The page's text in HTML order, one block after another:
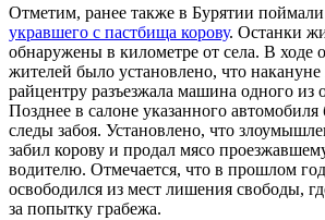
Отметим, ранее также в Бурятии
укравшего с пастбища корову. Останки
обнаружены в километре от села. В ходе
жителей было установлено, что
райцентру разъезжала машина одного из
Позднее в салоне указанного
следы забоя. Установлено, что
забил корову и продал мясо
водителю. Отмечается, что в прошлом
освободился из мест лишения свободы,
за попытку грабежа.